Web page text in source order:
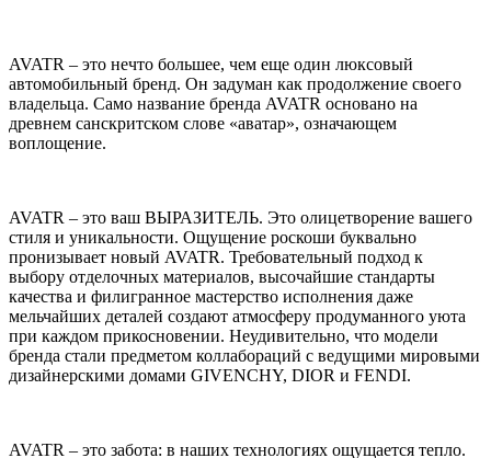
AVATR – это нечто большее, чем еще один люксовый
автомобильный бренд. Он задуман как продолжение своего
владельца. Само название бренда AVATR основано на
древнем санскритском слове «аватар», означающем
воплощение.
AVATR – это ваш ВЫРАЗИТЕЛЬ. Это олицетворение вашего
стиля и уникальности. Ощущение роскоши буквально
пронизывает новый AVATR. Требовательный подход к
выбору отделочных материалов, высочайшие стандарты
качества и филигранное мастерство исполнения даже
мельчайших деталей создают атмосферу продуманного уюта
при каждом прикосновении. Неудивительно, что модели
бренда стали предметом коллабораций с ведущими мировыми
дизайнерскими домами GIVENCHY, DIOR и FENDI.
AVATR – это забота: в наших технологиях ощущается тепло.